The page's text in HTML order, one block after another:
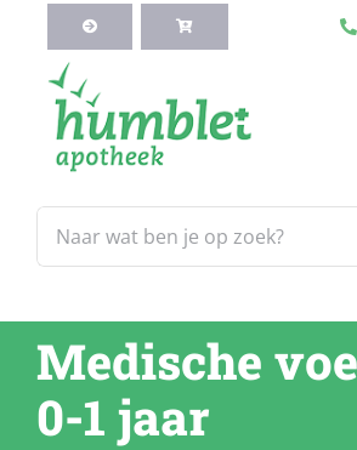
inhoud
naar:
Webshop
Blog
Diensten
Medische
0-1 jaar